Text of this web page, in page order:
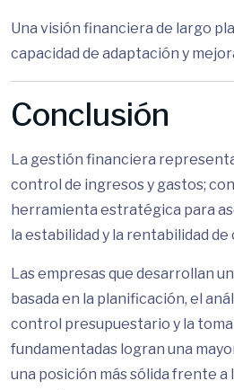
Una visión financiera de largo
capacidad de adaptación y
Conclusión
La gestión financiera
control de ingresos y gastos;
herramienta estratégica para
la estabilidad y la rentabilidad
Las empresas que desarrollan
basada en la planificación, el
control presupuestario y la
fundamentadas logran una
una posición más sólida frente a